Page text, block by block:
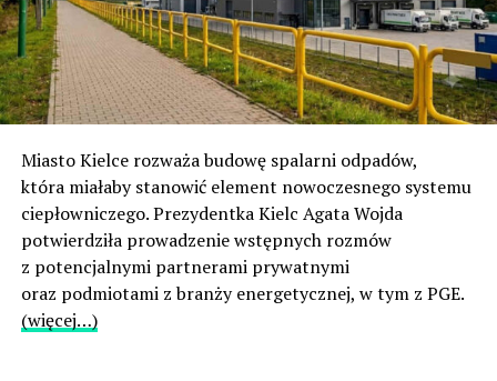
Miasto Kielce rozważa budowę spalarni odpadów,
która miałaby stanowić element nowoczesnego systemu
ciepłowniczego. Prezydentka Kielc Agata Wojda
potwierdziła prowadzenie wstępnych rozmów
z potencjalnymi partnerami prywatnymi
oraz podmiotami z branży energetycznej, w tym z PGE.
(więcej…)